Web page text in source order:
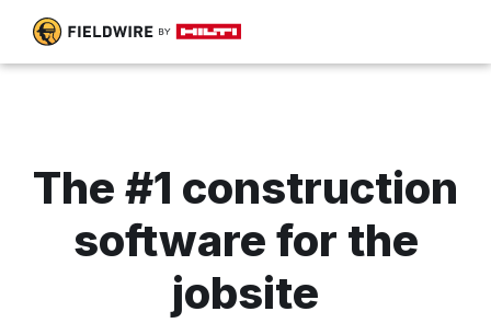
The #1 construction
software for the
jobsite